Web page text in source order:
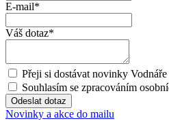
E-mail*
Váš dotaz*
Přeji si dostávat novinky
Souhlasím se zpracováním
Odeslat dotaz
Novinky a akce do mailu